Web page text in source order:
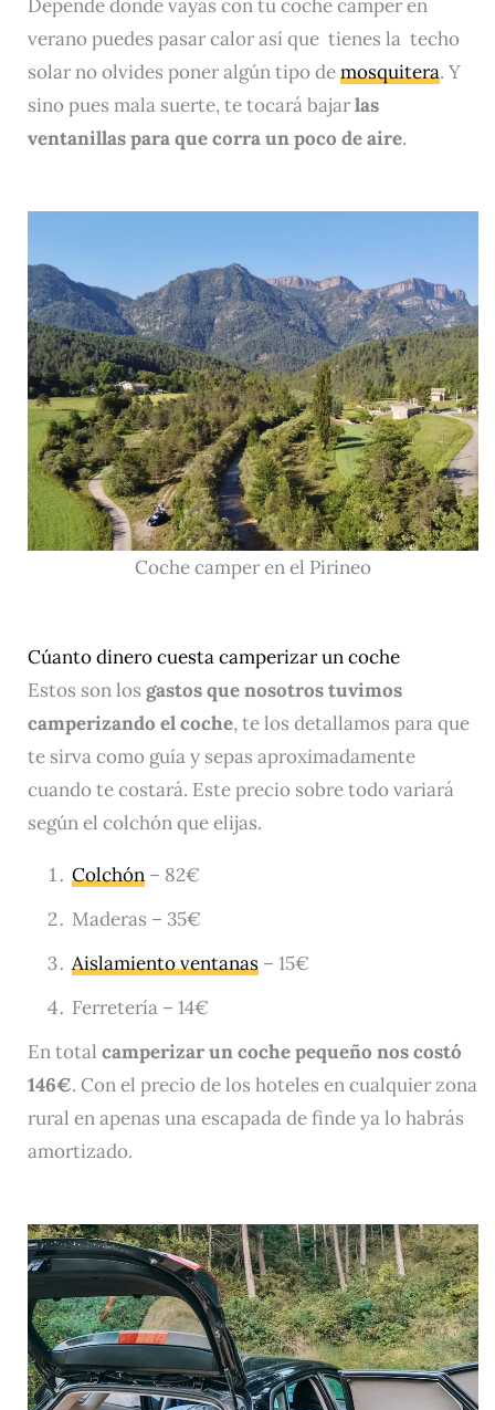
Depende donde vayas con tu coche camper en
verano puedes pasar calor así que tienes la techo
solar no olvides poner algún tipo demosquitera. Y
sino pues mala suerte, te tocará bajarlas
ventanillas para que corra un poco de aire.
Coche camper en el Pirineo
Cúanto dinero cuesta camperizar un coche
Estos son los gastos que nosotros tuvimos
camperizando el coche, te los detallamos para que
te sirva como guía y sepas aproximadamente
cuando te costará. Este precio sobre todo variará
según el colchón que elijas.
Colchón – 82€
Maderas – 35€
Aislamiento ventanas – 15€
Ferretería – 14€
En total camperizar un coche pequeño nos costó
146€. Con el precio de los hoteles en cualquier zona
rural en apenas una escapada de finde ya lo habrás
amortizado.